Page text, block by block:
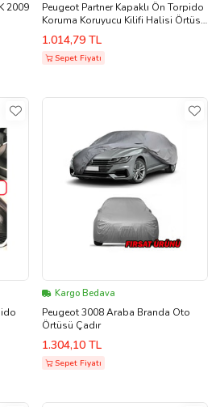
2009
Peugeot Partner Kapaklı Ön Torpido
Koruma Koruyucu Kilifi Halisi Örtüsü
Aksesuarları Yedek Parça
1.014,79 TL
Sepet Fiyatı
Kargo Bedava
Peugeot 3008 Araba Branda Oto
Örtüsü Çadır
1.304,10 TL
Sepet Fiyatı